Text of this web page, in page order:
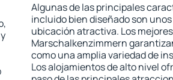
Algunas de las principales
incluido bien diseñado son
ubicación atractiva. Los
Marschalkenzimmern
como una amplia variedad de
Los alojamientos de alto nivel